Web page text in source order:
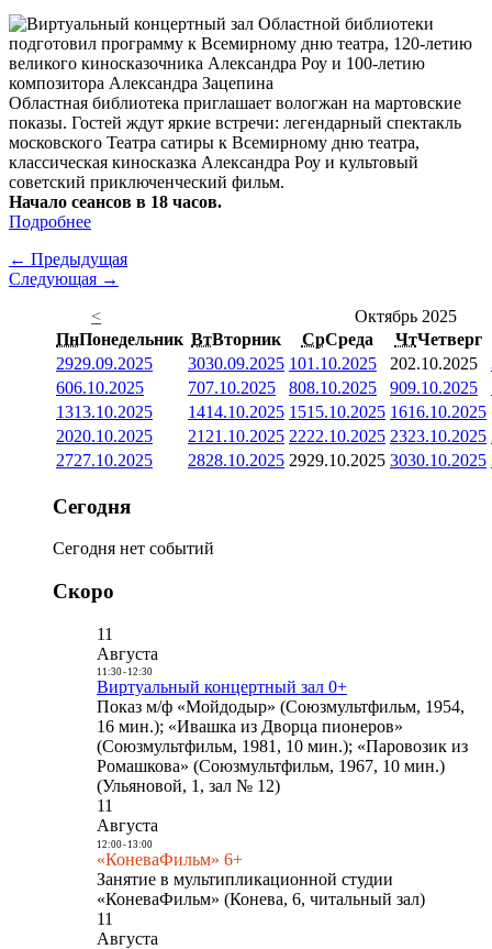
Областная библиотека приглашает вологжан на мартовские
показы. Гостей ждут яркие встречи: легендарный спектакль
московского Театра сатиры к Всемирному дню театра,
классическая киносказка Александра Роу и культовый
советский приключенческий фильм.
Начало сеансов в 18 часов.
Подробнее
← Предыдущая
Следующая →
<
Октябрь 2025
ПнПонедельник ВтВторник СрСреда ЧтЧетверг
2929.09.2025 3030.09.2025 101.10.2025 202.10.2025
606.10.2025 707.10.2025 808.10.2025 909.10.2025
1313.10.2025 1414.10.2025 1515.10.2025 1616.10.2025
2020.10.2025 21 21.10.2025 2222.10.2025 2323.10.2025
2727.10.2025 2828.10.2025 2929.10.2025 3030.10.2025
Сегодня
Сегодня нет событий
Скоро
11
Августа
11:30- 12:30
Виртуальный концертный зал 0+
Показ м/ф «Мойдодыр» (Союзмультфильм, 1954,
16 мин.); «Ивашка из Дворца пионеров»
(Союзмультфильм, 1981, 10 мин.); «Паровозик из
Ромашкова» (Союзмультфильм, 1967, 10 мин.)
(Ульяновой, 1, зал № 12)
11
Августа
12:00- 13:00
«КоневаФильм» 6+
Занятие в мультипликационной студии
«КоневаФильм» (Конева, 6, читальный зал)
11
Августа